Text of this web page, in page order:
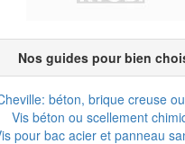
Nos guides pour bien
béton, brique creuse
Vis béton ou scellement
pour bac acier et panneau